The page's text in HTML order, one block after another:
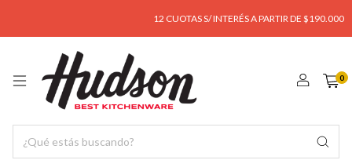
12 CUOTAS S/ INTERÉS A PARTIR DE $190.000
0